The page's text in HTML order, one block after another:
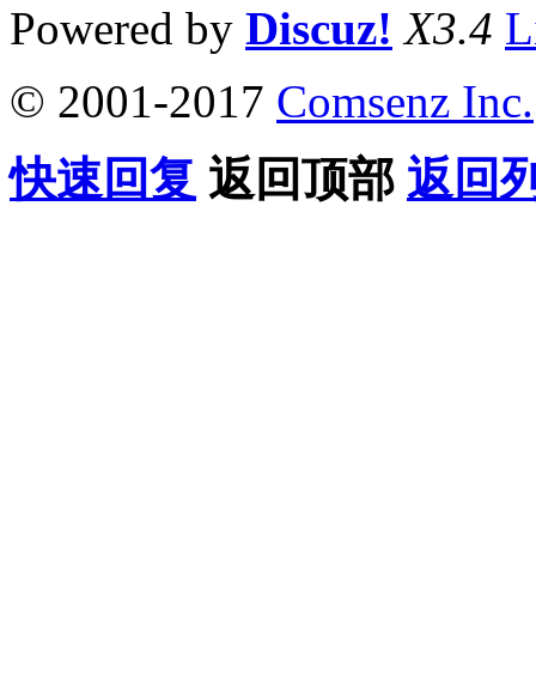
Powered by Discuz! X3.4
© 2001-2017 Comsenz Inc.
快速回复 返回顶部 返回